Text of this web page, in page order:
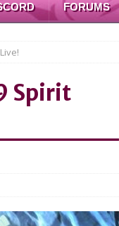
FORUMS
Spirit